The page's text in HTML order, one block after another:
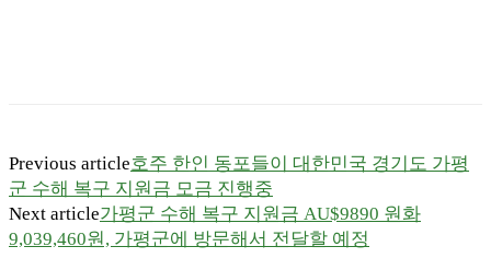
Previous article호주 한인 동포들이 대한민국 경기도 가평
군 수해 복구 지원금 모금 진행중
Next article가평군 수해 복구 지원금 AU$9890 원화
9,039,460원, 가평군에 방문해서 전달할 예정